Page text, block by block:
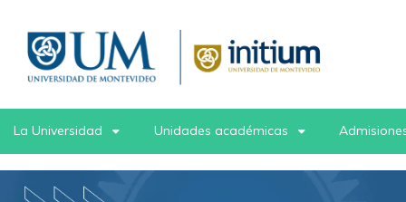
contenido
principal
La Universidad Unidades académicas